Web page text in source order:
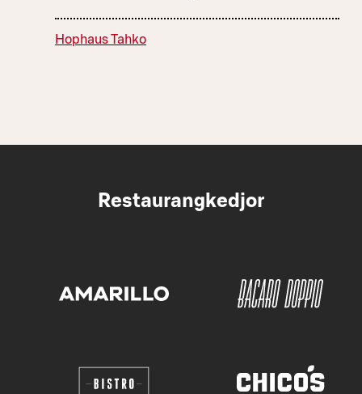
Hophaus Tahko
Restaurangkedjor